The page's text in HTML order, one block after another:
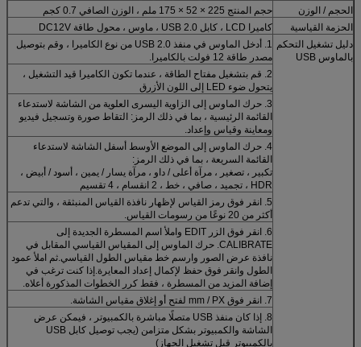
الحجم / الوزن
حجم المنتج 225 × 52 × 175 ملم ، الوزن الصافي 0.7 كجم
الحزمة القياسية
كاميرا LCD ، كابل USB 2.0 ، ماوس ، محول طاقة DC12V
دليل تشغيل التحكم
بالماوس USB
1. أدخل الماوس في منفذ USB 2.0 من نوع الكاميرا ، وقم بتوصيل
مصدر طاقة 12 فولت بالكاميرا.
2. قم بتشغيل مفتاح الطاقة ، عندما تكون الكاميرا قيد التشغيل ،
يتحول ضوء LED إلى اللون الأزرق
3. حرك الماوس إلى الزاوية اليسرى العلوية من الشاشة لاستدعاء
القائمة الرئيسية ، بما في ذلك الرمز: التقاط صورة وتسجيل فيديو
ومعاينة وقياس وإعداد.
4. حرك الماوس إلى الموضع الأوسط أسفل الشاشة لاستدعاء
القائمة السريعة ، بما في ذلك الرمز:
تكبير ، تصغير ، مرآة أعلى / داو ، مرآة يسار / يمين ، أسود / أبيض ،
HDR ، تجميد ، صافي ، خط ، 2 انقسام ، 4 تقسيم
5. انقر فوق رمز القياس لإظهار نافذة القياس المنبثقة ، والتي تدعم
أكثر من 20 نوعًا من رسومات القياس.
6. انقر فوق الزر EDIT واملأ اسم المسطرة الجديدة إلى
CALIBRATE. حرك الماوس إلى المقياس القياسي المقابل في
نافذة عرض الصور وارسم خط مقياس الطول القياسي.ثم املأ عمود
الطول وانقر فوق حفظ لإكمال إعداد المعايرة.إذا كنت ترغب في
إضافة المزيد من المسطرة ، فقط كرر الخطوات المذكورة أعلاه.
7. انقر فوق mm / PX لفتح أو إغلاق مقياس الشاشة.
8. إذا كان منفذ USB متصلًا مباشرة بالكمبيوتر ، فيمكن عرض
الشاشة والكمبيوتر بشكل متزامن (يجب توصيل كابل USB
بالكمبيوتر قبل تشغيل الجهاز)